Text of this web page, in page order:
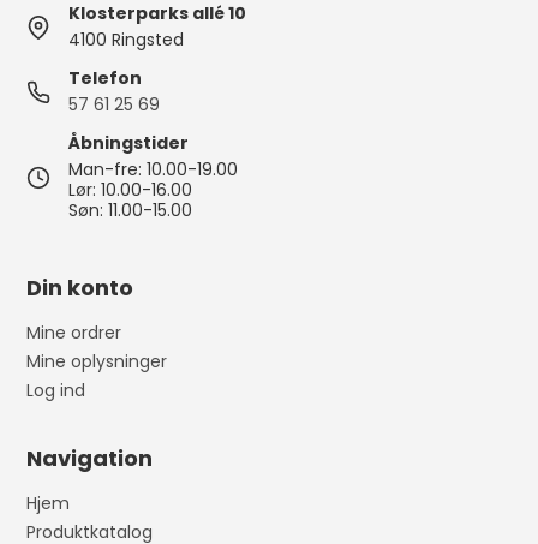
Klosterparks allé 10
4100 Ringsted
Telefon
57 61 25 69
Åbningstider
Man-fre: 10.00-19.00
Lør: 10.00-16.00
Søn: 11.00-15.00
Din konto
Mine ordrer
Mine oplysninger
Log ind
Navigation
Hjem
Produktkatalog